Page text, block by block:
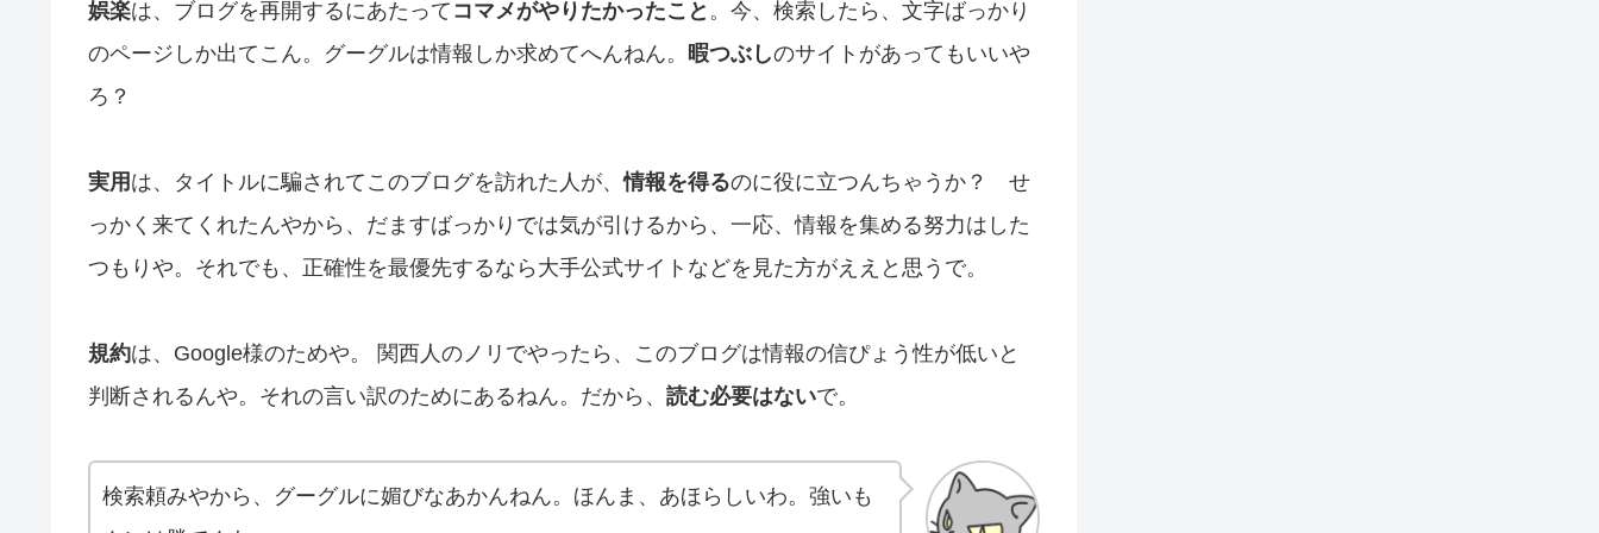
娯楽は、ブログを再開するにあたって コマメがやりたかったこと 。今、検索したら、文字ばっかり
のページしか出てこん。グーグルは情報しか求めてへんねん。 暇つぶしのサイトがあってもいいや
ろ？
実用 は、タイトルに騙されてこのブログを訪れた人が、情報を得るのに役に立つんちゃうか？ せ
っかく来てくれたんやから、だますばっかりでは気が引けるから、一応、情報を集める努力はした
つもりや。それでも、正確性を最優先するなら大手公式サイトなどを見た方がええと思うで。
規約は、Google様のためや。 関西人のノリでやったら、このブログは情報の信ぴょう性が低いと
判断されるんや。それの言い訳のためにあるねん。だから、 読む必要はないで。
検索頼みやから、グーグルに媚びなあかんねん。ほんま、あほらしいわ。強いも